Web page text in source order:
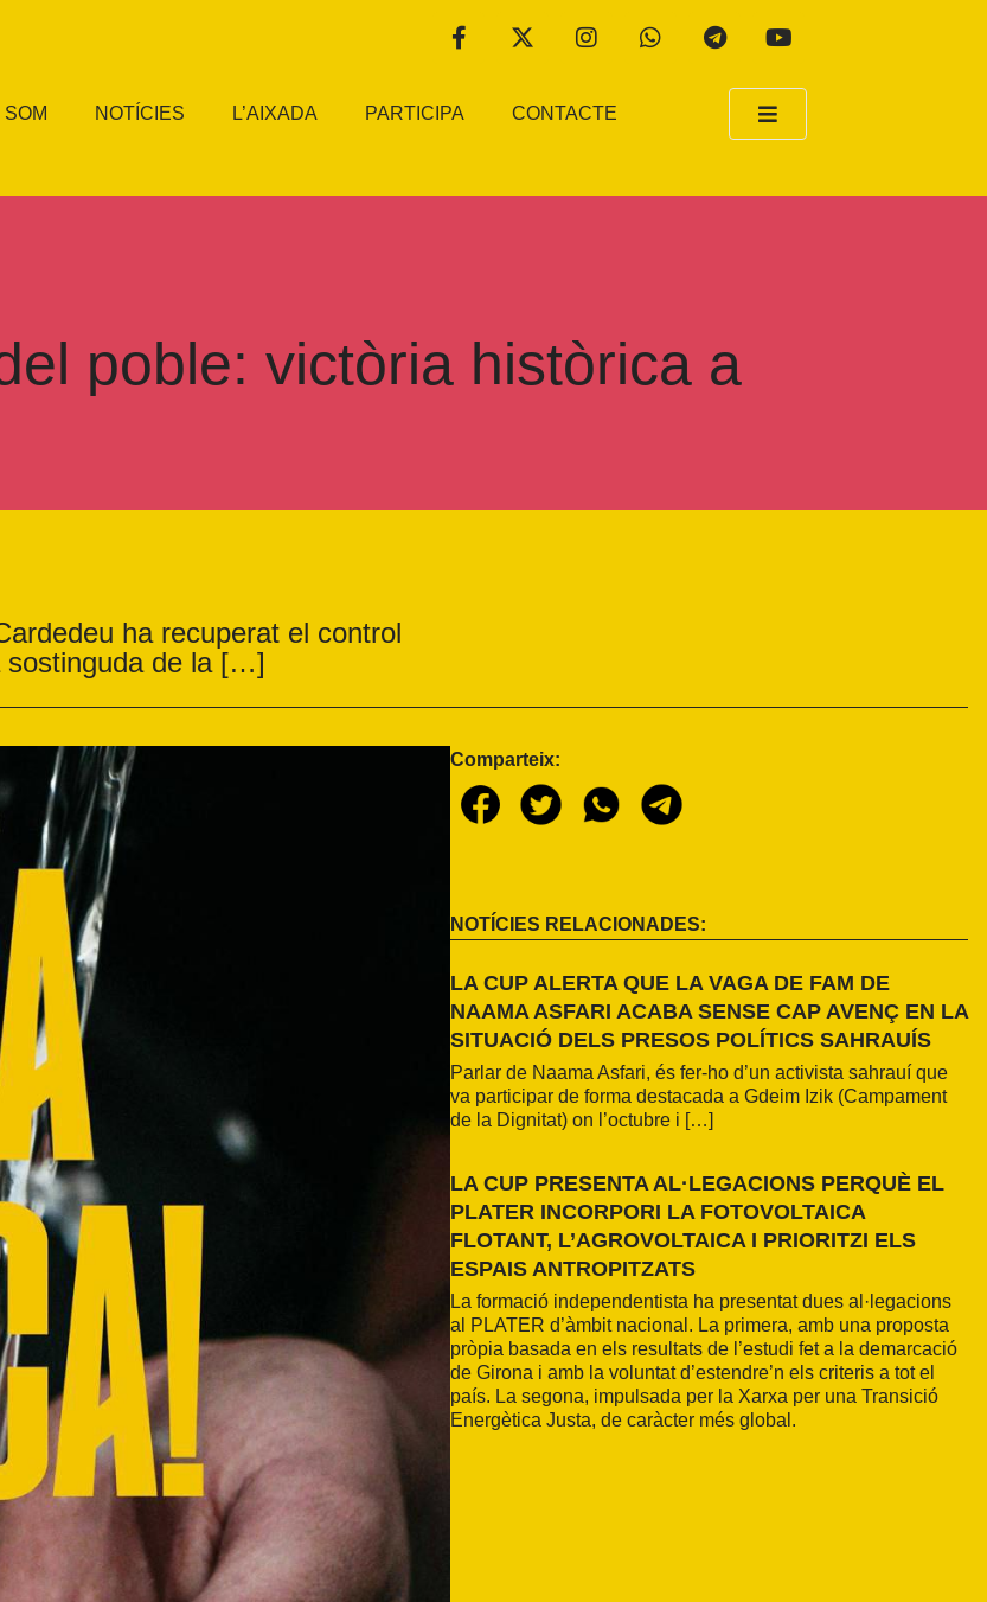
SOM NOTÍCIES L’AIXADA PARTICIPA CONTACTE
poble: victòria històrica a
ha recuperat el control
sostinguda de la […]
Comparteix:
NOTÍCIES RELACIONADES:
LA CUP ALERTA QUE LA VAGA DE FAM DE
NAAMA ASFARI ACABA SENSE CAP AVENÇ EN LA
SITUACIÓ DELS PRESOS POLÍTICS SAHRAUÍS
Parlar de Naama Asfari, és fer-ho d’un activista sahrauí que
va participar de forma destacada a Gdeim Izik (Campament
de la Dignitat) on l’octubre i […]
LA CUP PRESENTA AL·LEGACIONS PERQUÈ EL
PLATER INCORPORI LA FOTOVOLTAICA
FLOTANT, L’AGROVOLTAICA I PRIORITZI ELS
ESPAIS ANTROPITZATS
La formació independentista ha presentat dues al·legacions
al PLATER d’àmbit nacional. La primera, amb una proposta
pròpia basada en els resultats de l’estudi fet a la demarcació
de Girona i amb la voluntat d’estendre’n els criteris a tot el
país. La segona, impulsada per la Xarxa per una Transició
Energètica Justa, de caràcter més global.